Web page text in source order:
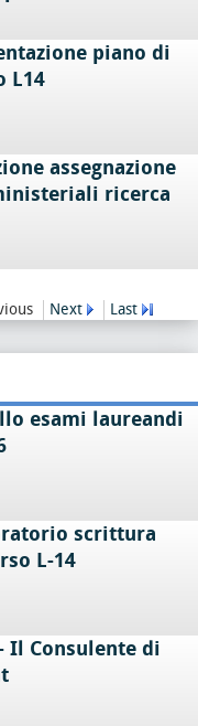
piano di
L14
assegnazione
ricerca
Next Last
esami laureandi
scrittura
L-14
Il Consulente di